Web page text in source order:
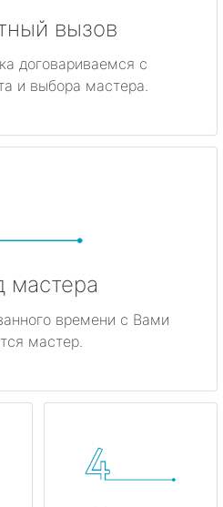
вызов
договариваемся с
и выбора мастера.
мастера
времени с Вами
мастер.